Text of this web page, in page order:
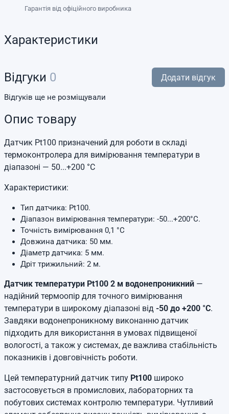
Гарантія від офіційного виробника
Характеристики
Відгуки 0 Додати відгук
Відгуків ще не розміщували
Опис товару
Датчик Pt100 призначений для роботи в складі
термоконтролера для вимірювання температури в
діапазоні — 50...+200 °C
Характеристики:
Тип датчика: Pt100.
Діапазон вимірювання температури: -50...+200°C.
Точність вимірювання 0,1 °C
Довжина датчика: 50 мм.
Діаметр датчика: 5 мм.
Дріт трижильний: 2 м.
Датчик температури Pt100 2 м водонепроникний —
надійний термоопір для точного вимірювання
температури в широкому діапазоні від -50 до +200 °C.
Завдяки водонепроникному виконанню датчик
підходить для використання в умовах підвищеної
вологості, а також у системах, де важлива стабільність
показників і довговічність роботи.
Цей температурний датчик типу Pt100 широко
застосовується в промислових, лабораторних та
побутових системах контролю температури. Чутливий